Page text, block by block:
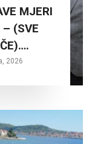
MJERI
– (SVE
2026